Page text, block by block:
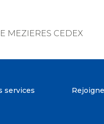
MEZIERES CEDEX
services